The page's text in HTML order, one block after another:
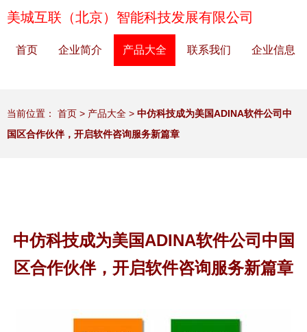
美城互联（北京）智能科技发展有限公司
首页 企业简介 产品大全 联系我们 企业信息
当前位置： 首页 > 产品大全 > 中仿科技成为美国ADINA软件公司中
国区合作伙伴，开启软件咨询服务新篇章
中仿科技成为美国ADINA软件公司中国
区合作伙伴，开启软件咨询服务新篇章